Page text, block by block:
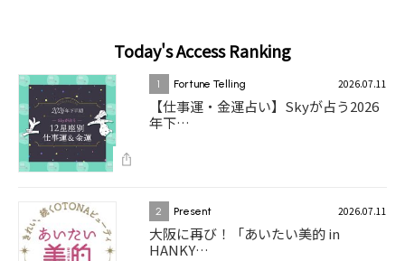
Today's Access Ranking
1 Fortune Telling 2026.07.11
【仕事運・金運占い】Skyが占う2026
年下…
2 Present 2026.07.11
大阪に再び！「あいたい美的 in
HANKY…